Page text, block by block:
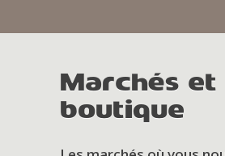
Marchés et
boutique